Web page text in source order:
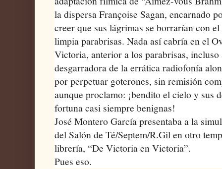
la dispersa Françoise Sagan, encarnado
creer que sus lágrimas se borrarían con
limpia parabrisas. Nada así cabría en el
Victoria, anterior a los parabrisas,
desgarradora de la errática radiofonía
por perpetuar goterones, sin remisión
aunque proclamo: ¡bendito el cielo y sus
fortuna casi siempre benignas!
José Montero García presentaba a la
del Salón de Té/Septem/R.Gil en otro
librería, “De Victoria en Victoria”.
Pues eso.